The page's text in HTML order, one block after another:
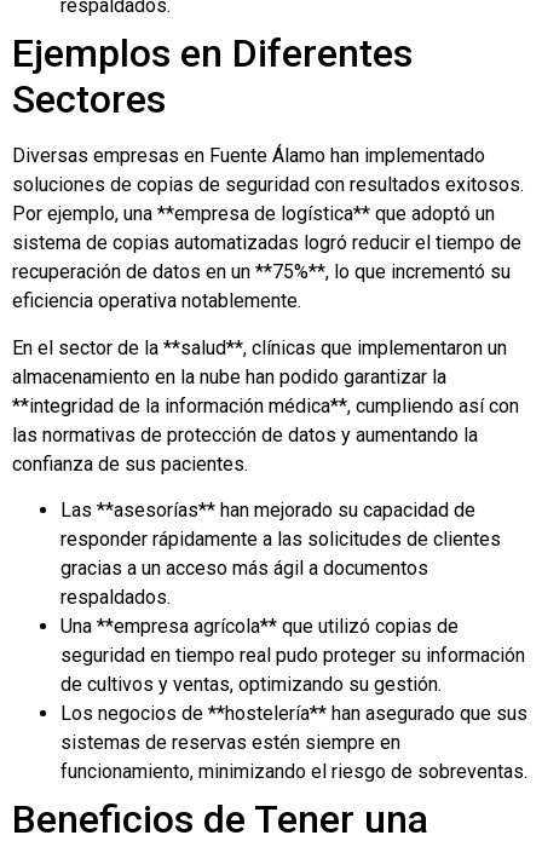
respaldados.
Ejemplos en Diferentes
Sectores
Diversas empresas en Fuente Álamo han implementado
soluciones de copias de seguridad con resultados exitosos.
Por ejemplo, una **empresa de logística** que adoptó un
sistema de copias automatizadas logró reducir el tiempo de
recuperación de datos en un **75%**, lo que incrementó su
eficiencia operativa notablemente.
En el sector de la **salud**, clínicas que implementaron un
almacenamiento en la nube han podido garantizar la
**integridad de la información médica**, cumpliendo así con
las normativas de protección de datos y aumentando la
confianza de sus pacientes.
Las **asesorías** han mejorado su capacidad de
responder rápidamente a las solicitudes de clientes
gracias a un acceso más ágil a documentos
respaldados.
Una **empresa agrícola** que utilizó copias de
seguridad en tiempo real pudo proteger su información
de cultivos y ventas, optimizando su gestión.
Los negocios de **hostelería** han asegurado que sus
sistemas de reservas estén siempre en
funcionamiento, minimizando el riesgo de sobreventas.
Beneficios de Tener una